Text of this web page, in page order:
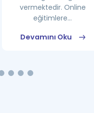
vermektedir. Online
eğitimlere...
Devamını Oku